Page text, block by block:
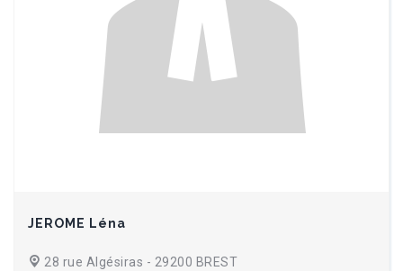
JEROME Léna
28 rue Algésiras - 29200 BREST